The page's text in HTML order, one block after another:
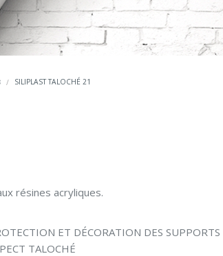
SILIPLAST TALOCHÉ 21
résines acryliques.
ET DÉCORATION DES SUPPORTS
TALOCHÉ